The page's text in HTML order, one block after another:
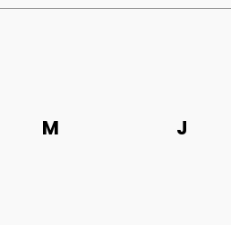
marquante.
Un moment magique et
famille ou entre
M J